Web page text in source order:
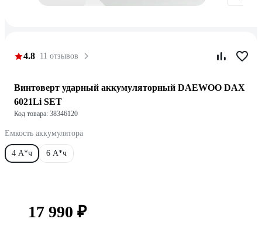
4.8 11 отзывов
Винтоверт ударный аккумуляторный DAEWOO DAX
6021Li SET
Код товара: 38346120
Емкость аккумулятора
4 А*ч 6 А*ч
17 990 ₽